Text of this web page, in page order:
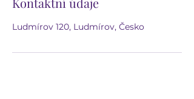
Ludmírov 120, Ludmírov, Česko